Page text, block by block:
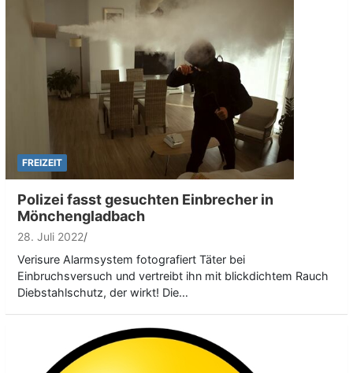
FREIZEIT
Polizei fasst gesuchten Einbrecher in
Mönchengladbach
28. Juli 2022
Verisure Alarmsystem fotografiert Täter bei
Einbruchsversuch und vertreibt ihn mit blickdichtem Rauch
Diebstahlschutz, der wirkt! Die…